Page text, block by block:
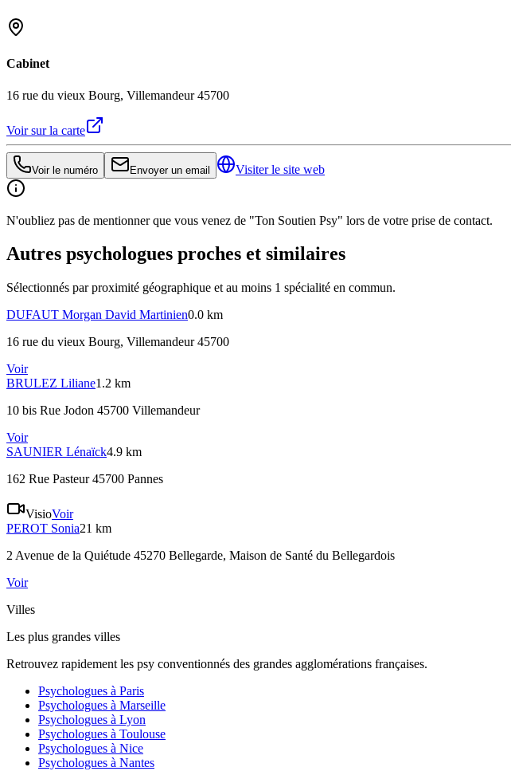
Cabinet
16 rue du vieux Bourg, Villemandeur 45700
Voir sur la carte
Voir le numéro Envoyer un email Visiter le site web
N'oubliez pas de mentionner que vous venez de "Ton Soutien Psy" lors de votre prise de contact.
Autres psychologues proches et similaires
Sélectionnés par proximité géographique et au moins 1 spécialité en commun.
DUFAUT Morgan David Martinien0.0 km
16 rue du vieux Bourg, Villemandeur 45700
Voir
BRULEZ Liliane1.2 km
10 bis Rue Jodon 45700 Villemandeur
Voir
SAUNIER Lénaïck4.9 km
162 Rue Pasteur 45700 Pannes
VisioVoir
PEROT Sonia21 km
2 Avenue de la Quiétude 45270 Bellegarde, Maison de Santé du Bellegardois
Voir
Villes
Les plus grandes villes
Retrouvez rapidement les psy conventionnés des grandes agglomérations françaises.
Psychologues à Paris
Psychologues à Marseille
Psychologues à Lyon
Psychologues à Toulouse
Psychologues à Nice
Psychologues à Nantes